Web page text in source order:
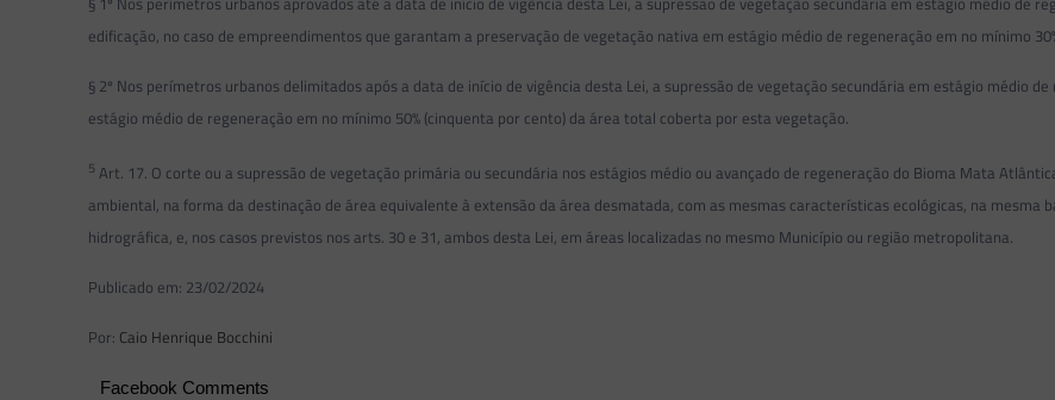
edificação, no caso de empreendimentos que garantam a preservação de vegetação nativa em estágio médio de regeneração em no mínimo
§ 2º Nos perímetros urbanos delimitados após a data de início de vigência desta Lei, a supressão de vegetação secundária em estágio médio
estágio médio de regeneração em no mínimo 50% (cinquenta por cento) da área total coberta por esta vegetação.
5Art. 17. O corte ou a supressão de vegetação primária ou secundária nos estágios médio ou avançado de regeneração do Bioma Mata
ambiental, na forma da destinação de área equivalente à extensão da área desmatada, com as mesmas características ecológicas, na mesma
hidrográfica, e, nos casos previstos nos arts. 30 e 31, ambos desta Lei, em áreas localizadas no mesmo Município ou região metropolitana.
Publicado em: 23/02/2024
Por: Caio Henrique Bocchini
Facebook Comments